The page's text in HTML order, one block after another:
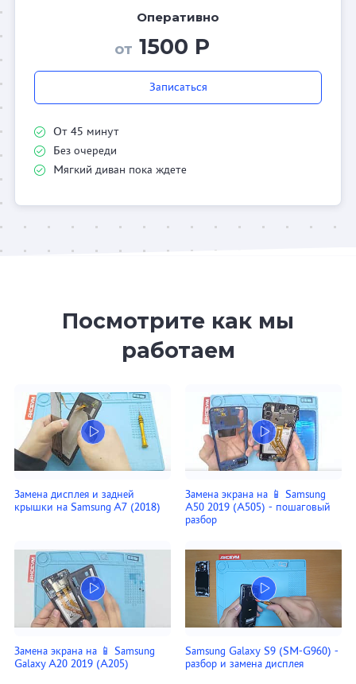
Оперативно
от 1500 Р
Записаться
От 45 минут
Без очереди
Мягкий диван пока ждете
Посмотрите как мы
работаем
Замена дисплея и задней
крышки на Samsung A7 (2018)
Замена экрана на 📱 Samsung
A50 2019 (A505) - пошаговый
разбор
Замена экрана на 📱 Samsung
Galaxy A20 2019 (A205)
Samsung Galaxy S9 (SM-G960) -
разбор и замена дисплея